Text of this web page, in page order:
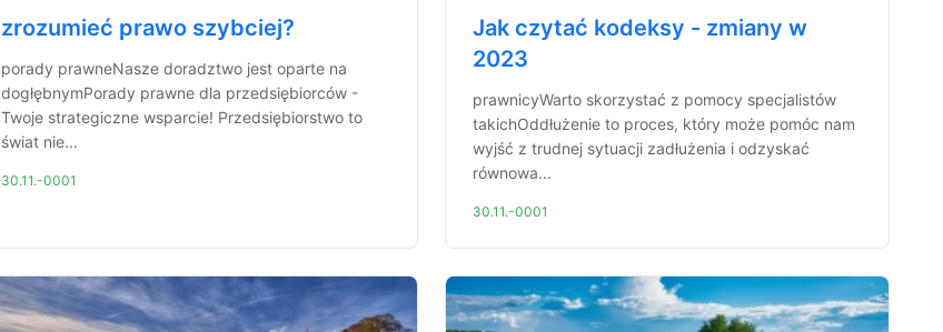
zrozumieć prawo szybciej?
porady prawneNasze doradztwo jest oparte na
dogłębnymPorady prawne dla przedsiębiorców -
Twoje strategiczne wsparcie! Przedsiębiorstwo to
świat nie...
30.11.-0001
Jak czytać kodeksy - zmiany w
2023
prawnicyWarto skorzystać z pomocy specjalistów
takichOddłużenie to proces, który może pomóc nam
wyjść z trudnej sytuacji zadłużenia i odzyskać
równowa...
30.11.-0001